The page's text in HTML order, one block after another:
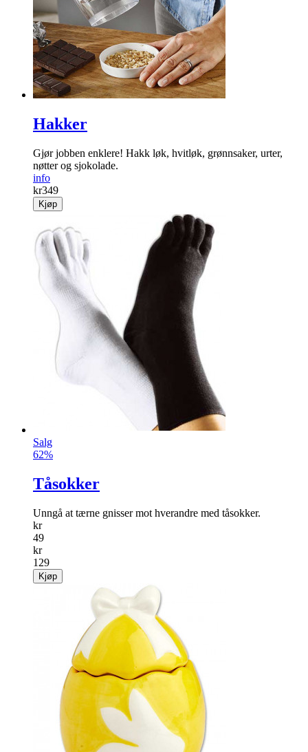
Hakker
Gjør jobben enklere! Hakk løk, hvitløk, grønnsaker, urter,
nøtter og sjokolade.
info
kr349
Kjøp
Salg
62%
Tåsokker
Unngå at tærne gnisser mot hverandre med tåsokker.
kr
49
kr
129
Kjøp